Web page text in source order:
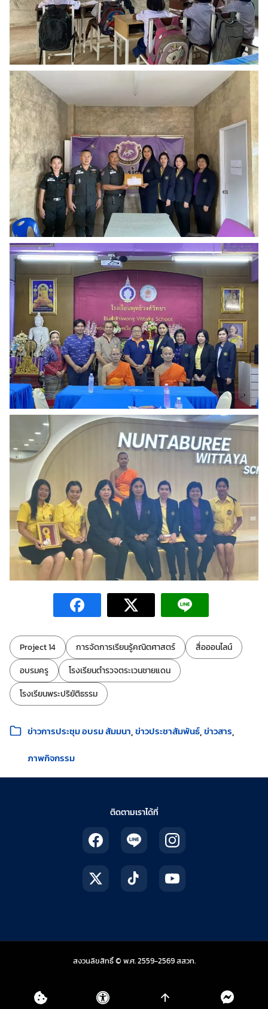
ป้ายกำกับ:
Project 14 การจัดการเรียนรู้คณิตศาสตร์
สื่อออนไลน์
อบรมครู
โรงเรียนตำรวจตระเวนชายแดน
โรงเรียนพระปริยัติธรรม
หมวดหมู่:
ข่าวการประชุม อบรม สัมมนา ข่าวประชาสัมพันธ์ ข่าวสาร
ภาพกิจกรรม
ติดตามเราได้ที่
สงวนลิขสิทธิ์ © พ.ศ. 2559-2569สสวท.สถาบันส่งเสริมการสอ